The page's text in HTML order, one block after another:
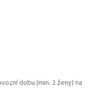
dobu (min. 2 ženy) na